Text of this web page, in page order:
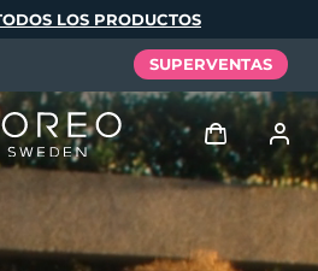
LOS PRODUCTOS
SUPERVENTAS